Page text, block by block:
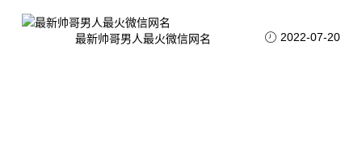
最新帅哥男人最火微信网名 2022-07-20